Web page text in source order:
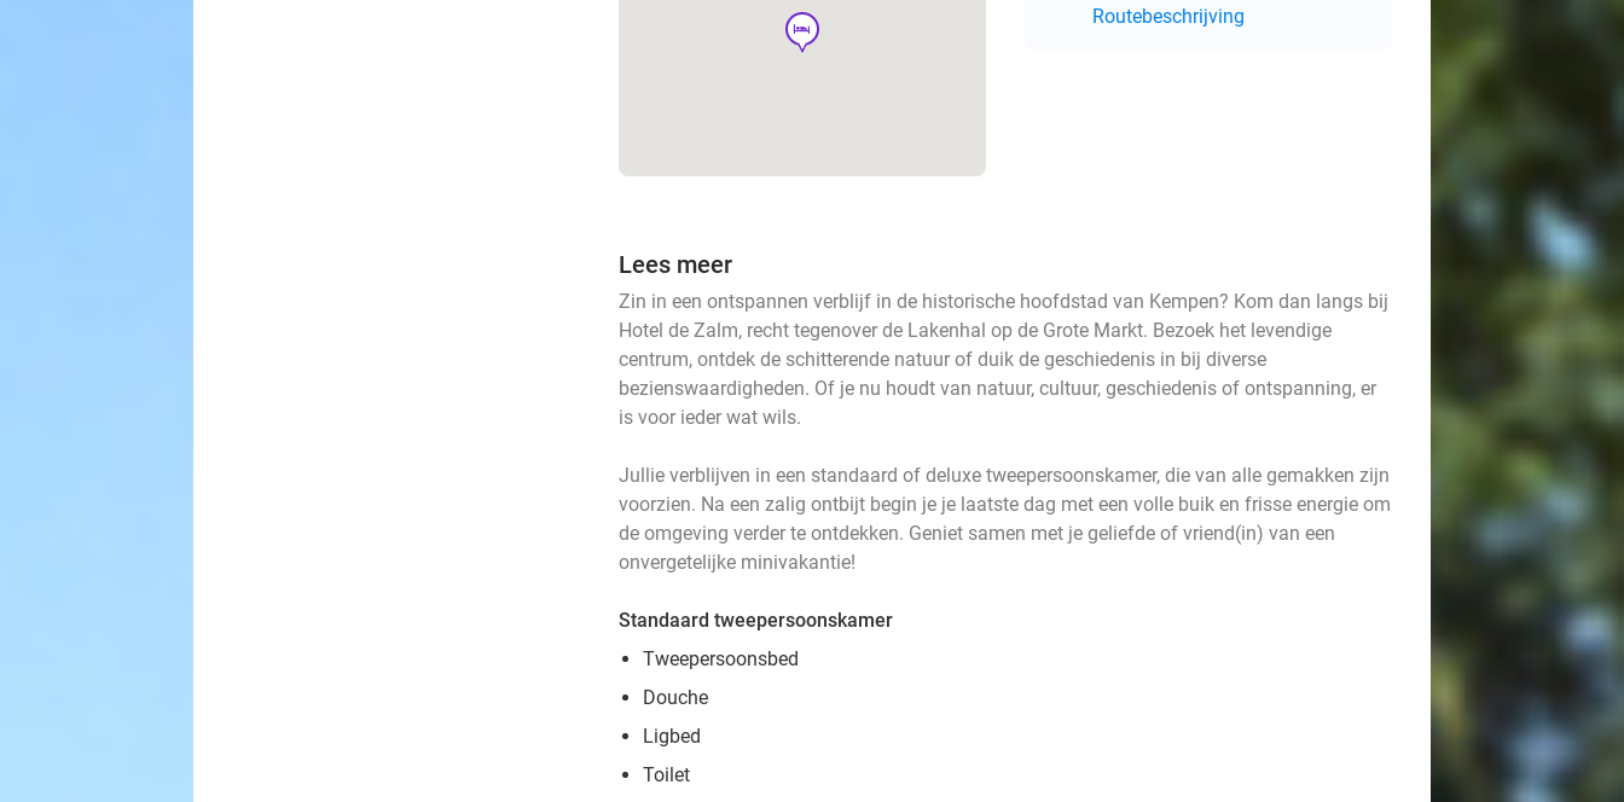
hotel
Routebeschrijving
Lees meer
Zin in een ontspannen verblijf in de historische hoofdstad van Kempen? Kom dan langs bij
Hotel de Zalm, recht tegenover de Lakenhal op de Grote Markt. Bezoek het levendige
centrum, ontdek de schitterende natuur of duik de geschiedenis in bij diverse
bezienswaardigheden. Of je nu houdt van natuur, cultuur, geschiedenis of ontspanning, er
is voor ieder wat wils.
Jullie verblijven in een standaard of deluxe tweepersoonskamer, die van alle gemakken zijn
voorzien. Na een zalig ontbijt begin je je laatste dag met een volle buik en frisse energie om
de omgeving verder te ontdekken. Geniet samen met je geliefde of vriend(in) van een
onvergetelijke minivakantie!
Standaard tweepersoonskamer
Tweepersoonsbed
Douche
Ligbed
Toilet